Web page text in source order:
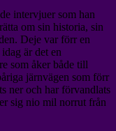
intervjuer som han
om sin historia, sin
Deje var förr en
är det en
som åker både till
järnvägen som förr
ner och har förvandlats
sig nio mil norrut från